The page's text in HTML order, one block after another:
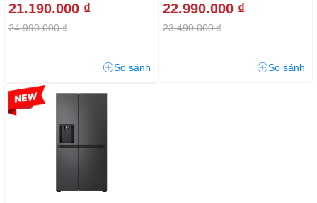
21.190.000 ₫
24.990.000 ₫
So sánh
22.990.000 ₫
23.490.000 ₫
So sánh
-3%